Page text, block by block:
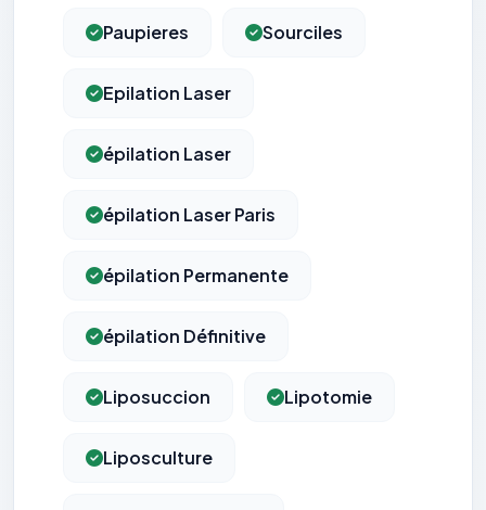
Paupieres Sourciles
Epilation Laser
épilation Laser
épilation Laser Paris
épilation Permanente
épilation Définitive
Liposuccion Lipotomie
Liposculture